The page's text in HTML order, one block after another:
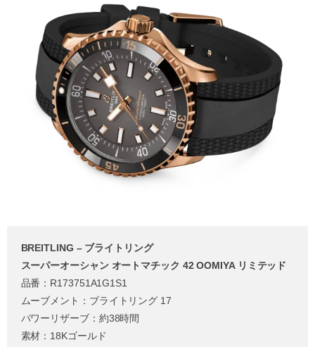
BREITLING – ブライトリング
スーパーオーシャン オートマチック 42 OOMIYA リミテッド
品番：R173751A1G1S1
ムーブメント：ブライトリング 17
パワーリザーブ：約38時間
素材：18Kゴールド